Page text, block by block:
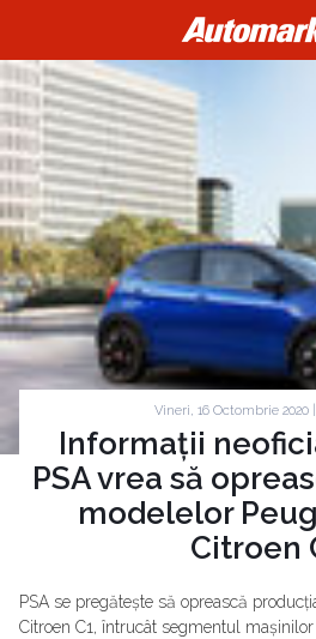
Vineri, 16 Octombrie 2020 |
Informații
PSA vrea să
modelelor
Citroen
PSA se pregătește să oprească
Citroen C1, întrucât segmentul